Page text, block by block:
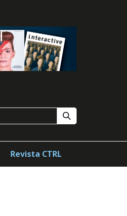
Revista CTRL